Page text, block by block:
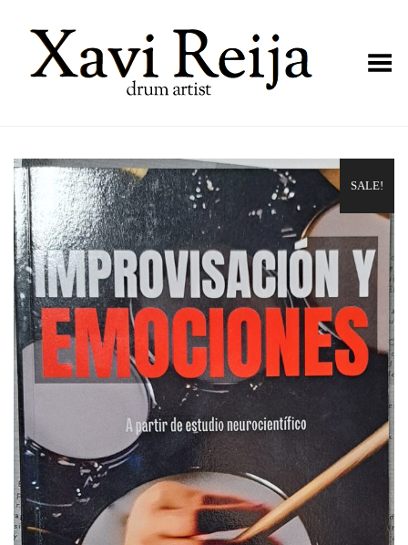
Toggle Menu
SALE!